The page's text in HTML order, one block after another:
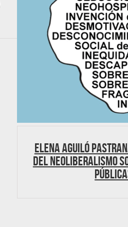
Elena Aguiló
del neoliberalismo